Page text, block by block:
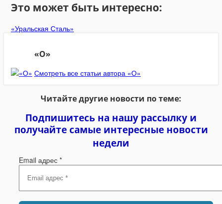
Это может быть интересно:
«Уральская Сталь»
«О»
Смотреть все статьи автора «О»
Читайте другие новости по теме:
Подпишитесь на нашу рассылку и
получайте самые интересные новости
недели
Email адрес *